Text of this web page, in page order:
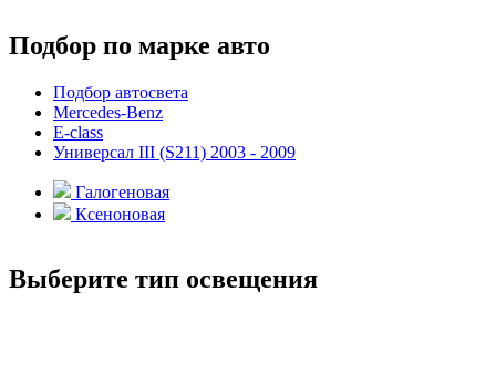
Подбор по марке авто
Подбор автосвета
Mercedes-Benz
E-class
Универсал III (S211) 2003 - 2009
Галогеновая
Ксеноновая
Выберите тип освещения